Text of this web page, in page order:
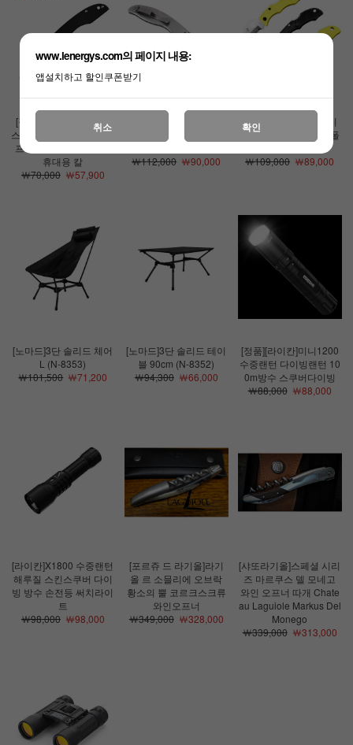
[정품][스파이더코]그래
스호퍼 G10(F) 폴딩 나이
프 EDC 등산 캠핑 낚시
휴대용 칼
￦70,000￦57,900
￦112,000 ￦90,000
[정품][스파이더코]레이
디버그3 나이프 EDC 폴
￦109,000 ￦89,000
[노마드]3단 솔리드 체어
L (N-8353)
￦101,500￦71,200
[노마드]3단 솔리드 테이
블 90cm (N-8352)
￦94,300￦66,000
[정품][라이칸]미니1200
수중랜턴 다이빙랜턴 10
0m방수 스쿠버다이빙
￦88,000￦88,000
[라이칸]X1800 수중랜턴
해루질 스킨스쿠버 다이
빙 방수 손전등 써치라이
트
￦98,000￦98,000
[포르쥬 드 라기올]라기
올 르 소믈리에 오브락
황소의 뿔 코르크스크류
와인오프너
￦349,000￦328,000
[샤또라기올]스페셜 시리
즈 마르쿠스 델 모네고
와인 오프너 따개 Chate
au Laguiole Markus Del
Monego
￦339,000￦313,000
www.lenergys.com의 페이지 내용:
앱설치하고 할인쿠폰받기
취소 확인